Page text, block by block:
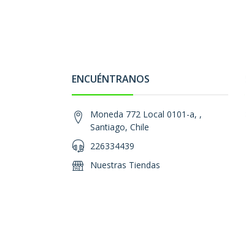
ENCUÉNTRANOS
Moneda 772 Local 0101-a, ,
Santiago, Chile
226334439
Nuestras Tiendas